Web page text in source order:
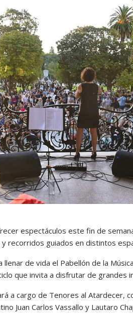
espectáculos este fin de
recorridos guiados en distintos
de vida el Pabellón de la
que invita a disfrutar de grandes
a cargo de Tenores al Atardecer,
Juan Carlos Vassallo y Lautaro